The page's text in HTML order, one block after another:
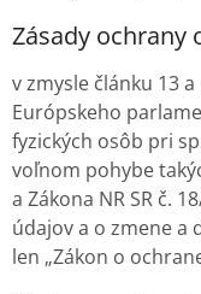
Zásady ochrany
v zmysle článku 13
Európskeho
fyzických osôb pri
voľnom pohybe
a Zákona NR SR č.
údajov a o zmene a
len „Zákon o